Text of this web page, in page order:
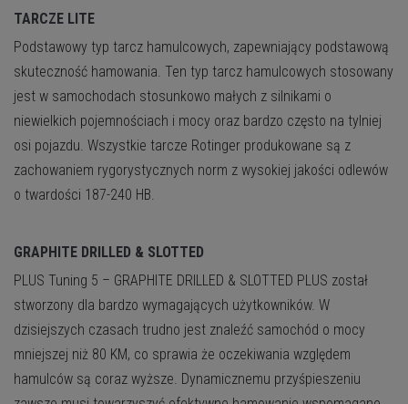
TARCZE LITE
Podstawowy typ tarcz hamulcowych, zapewniający podstawową
skuteczność hamowania. Ten typ tarcz hamulcowych stosowany
jest w samochodach stosunkowo małych z silnikami o
niewielkich pojemnościach i mocy oraz bardzo często na tylniej
osi pojazdu. Wszystkie tarcze Rotinger produkowane są z
zachowaniem rygorystycznych norm z wysokiej jakości odlewów
o twardości 187-240 HB.
GRAPHITE DRILLED & SLOTTED
PLUS Tuning 5 – GRAPHITE DRILLED & SLOTTED PLUS został
stworzony dla bardzo wymagających użytkowników. W
dzisiejszych czasach trudno jest znaleźć samochód o mocy
mniejszej niż 80 KM, co sprawia że oczekiwania względem
hamulców są coraz wyższe. Dynamicznemu przyśpieszeniu